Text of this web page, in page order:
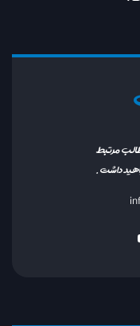
مرتبط
داشت.